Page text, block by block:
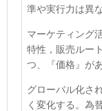
準や実行力は異
マーケティング
特性，販売ルート
つ、『価格』が
グローバル化さ
く変化する。 為